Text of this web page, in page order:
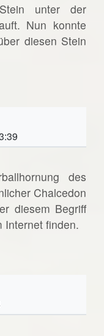
unter der
Nun konnte
diesen Stein
des
Chalcedon
diesem Begriff
Internet finden.